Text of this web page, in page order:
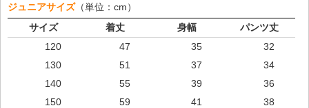
ジュニアサイズ（単位：cm）
サイズ
着丈 身幅
パンツ丈
120
47 35
32
130
51 37
34
140
55 39
36
150
59 41
38